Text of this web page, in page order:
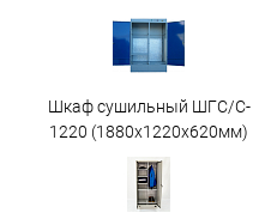
Шкаф сушильный ШГС/C-
1220 (1880x1220x620мм)